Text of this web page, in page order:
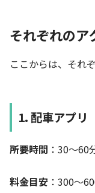
それぞれのア
ここからは、それ
1. 配車アプリ
所要時間 ：30〜60
料金目安 ：300〜